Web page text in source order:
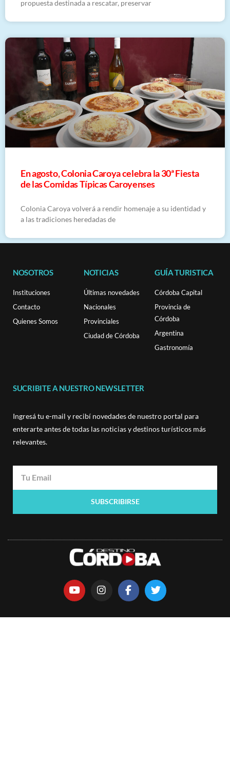
propuesta destinada a rescatar, preservar
En agosto, Colonia Caroya celebra la 30ª Fiesta
de las Comidas Típicas Caroyenses
Colonia Caroya volverá a rendir homenaje a su identidad y
a las tradiciones heredadas de
NOSOTROS
Instituciones
Contacto
Quienes Somos
NOTICIAS
Últimas novedades
Nacionales
Provinciales
Ciudad de Córdoba
GUÍA TURISTICA
Córdoba Capital
Provincia de
Córdoba
Argentina
Gastronomía
SUCRIBITE A NUESTRO NEWSLETTER
Ingresá tu e-mail y recibí novedades de nuestro portal para
enterarte antes de todas las noticias y destinos turísticos más
relevantes.
SUBSCRIBIRSE